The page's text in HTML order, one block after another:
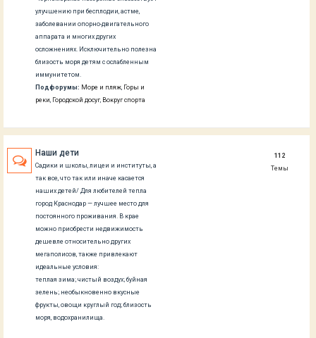
улучшению при бесплодии, астме,
заболевании опорно-двигательного
аппарата и многих других
осложнениях. Исключительно полезна
близость моря детям с ослабленным
иммунитетом.
Подфорумы: Море и пляж Горы и
реки Городской досуг Вокруг спорта
Наши дети
Садики и школы, лицеи и институты, а
так все, что так или иначе касается
наших детей/ Для любителей тепла
город Краснодар — лучшее место для
постоянного проживания. В крае
можно приобрести недвижимость
дешевле относительно других
мегаполисов, также привлекают
идеальные условия:
теплая зима; чистый воздух; буйная
зелень; необыкновенно вкусные
фрукты, овощи круглый год; близость
моря, водохранилища.
112
Темы